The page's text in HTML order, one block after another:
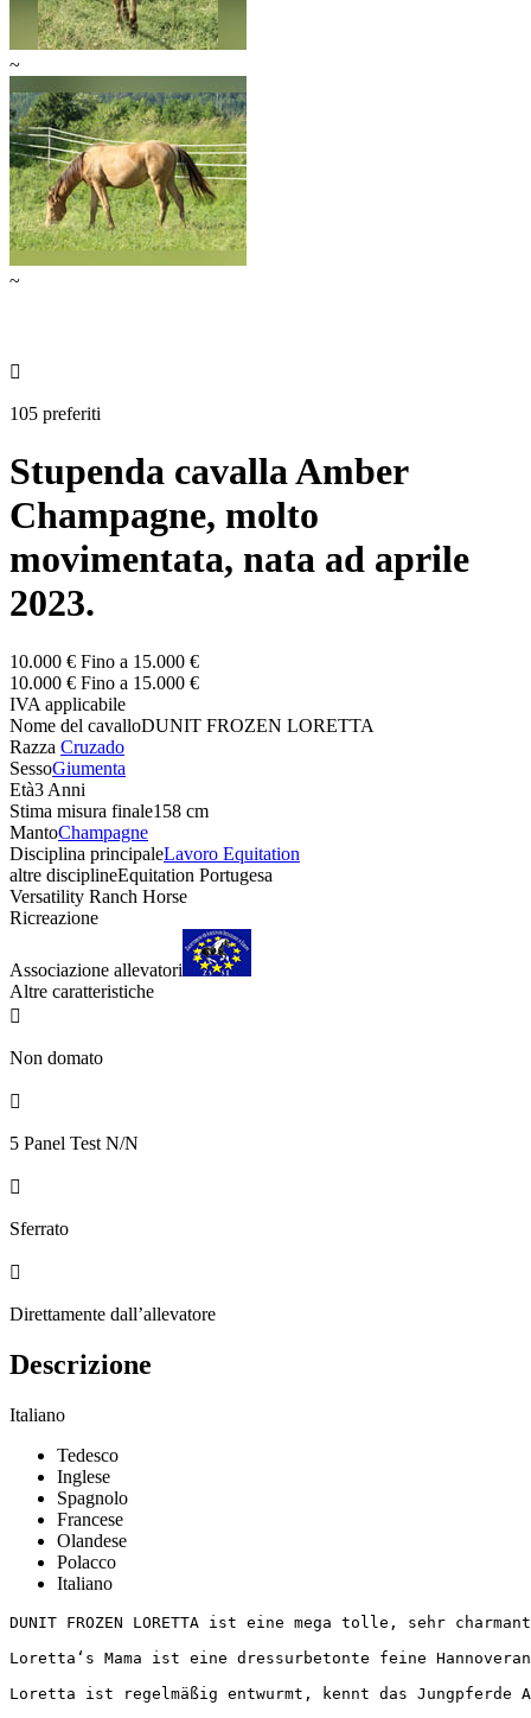
~
~

105 preferiti
Stupenda cavalla Amber
Champagne, molto
movimentata, nata ad aprile
2023.
10.000 € Fino a 15.000 €
10.000 € Fino a 15.000 €
IVA applicabile
Nome del cavalloDUNIT FROZEN LORETTA
Razza Cruzado
SessoGiumenta
Età3 Anni
Stima misura finale158 cm
MantoChampagne
Disciplina principaleLavoro Equitation
altre disciplineEquitation Portugesa
Versatility Ranch Horse
Ricreazione
Associazione allevatori
Altre caratteristiche

Non domato

5 Panel Test N/N

Sferrato

Direttamente dall’allevatore
Descrizione
Italiano
Tedesco
Inglese
Spagnolo
Francese
Olandese
Polacco
Italiano
DUNIT FROZEN LORETTA ist eine mega tolle, sehr
Loretta‘s Mama ist eine dressurbetonte feine
Loretta ist regelmäßig entwurmt, kennt das Jungpferde